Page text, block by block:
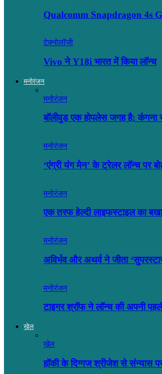
Qualcomm Snapdragon 4s
टेक्नोलॉजी
Vivo ने Y18i भारत में किया लॉन्च
मनोरंजन
मनोरंजन
बॉलीवुड एक होपलेस जगह है: कंंगना
मनोरंजन
‘एंग्री यंग मेन’ के ट्रेलर लॉन्च
मनोरंजन
एक तरफ हेल्दी लाइफस्टाइल का
मनोरंजन
अविर्भव और अथर्व ने जीता
मनोरंजन
टाइगर श्रॉफ ने लॉन्च की अपनी
खेल
खेल
हॉकी के दिग्गज श्रीजेश से संन्यास